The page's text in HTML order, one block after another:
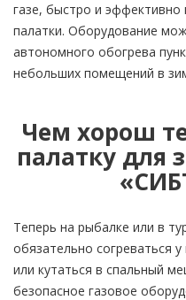
газе, быстро и эффективно
палатки. Оборудование
автономного обогрева
небольших помещений в
Чем хорош
палатку для
Теперь на рыбалке или в
обязательно согреваться
или кутаться в спальный
безопасное газовое